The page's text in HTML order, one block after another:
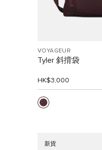
VOYAGEUR
Tyler 斜揹袋
HK$3,000
新貨